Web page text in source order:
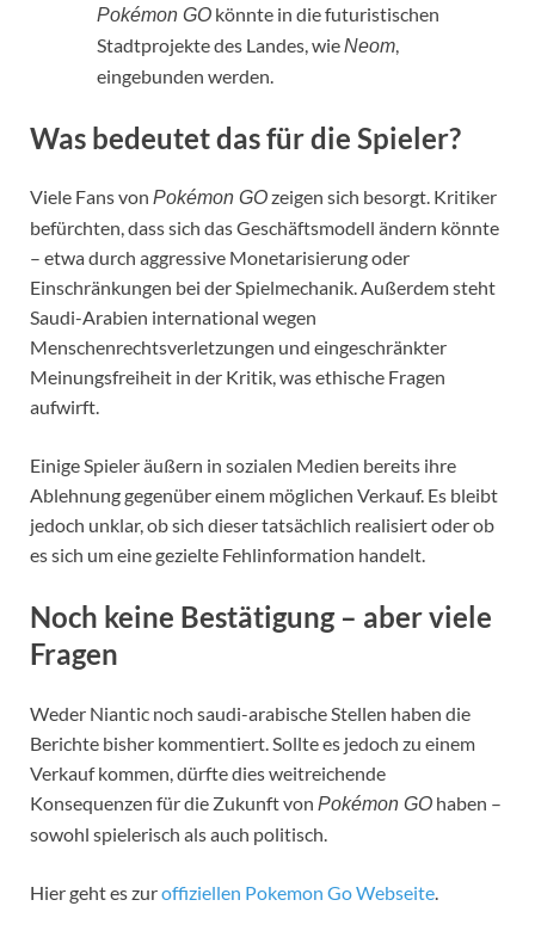
Pokémon GO könnte in die futuristischen
Stadtprojekte des Landes, wieNeom
eingebunden werden.
Was bedeutet das für die Spieler?
Viele Fans von Pokémon GOzeigen sich besorgt. Kritiker
befürchten, dass sich das Geschäftsmodell ändern könnte
– etwa durch aggressive Monetarisierung oder
Einschränkungen bei der Spielmechanik. Außerdem steht
Saudi-Arabien international wegen
Menschenrechtsverletzungen und eingeschränkter
Meinungsfreiheit in der Kritik, was ethische Fragen
aufwirft.
Einige Spieler äußern in sozialen Medien bereits ihre
Ablehnung gegenüber einem möglichen Verkauf. Es bleibt
jedoch unklar, ob sich dieser tatsächlich realisiert oder ob
es sich um eine gezielte Fehlinformation handelt.
Noch keine Bestätigung – aber viele
Fragen
Weder Niantic noch saudi-arabische Stellen haben die
Berichte bisher kommentiert. Sollte es jedoch zu einem
Verkauf kommen, dürfte dies weitreichende
Konsequenzen für die Zukunft von Pokémon GO haben –
sowohl spielerisch als auch politisch.
Hier geht es zuroffiziellen Pokemon Go Webseite